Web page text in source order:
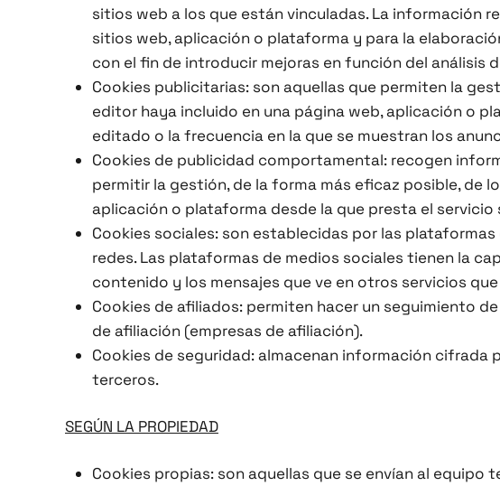
sitios web a los que están vinculadas. La información
sitios web, aplicación o plataforma y para la
con el fin de introducir mejoras en función del análisis
Cookies publicitarias: son aquellas que permiten la
editor haya incluido en una página web, aplicación o
editado o la frecuencia en la que se muestran los
Cookies de publicidad comportamental: recogen
permitir la gestión, de la forma más eficaz posible, de
aplicación o plataforma desde la que presta el
Cookies sociales: son establecidas por las
redes. Las plataformas de medios sociales tienen la
contenido y los mensajes que ve en otros servicios
Cookies de afiliados: permiten hacer un seguimiento
de afiliación (empresas de afiliación).
Cookies de seguridad: almacenan información cifrada
terceros.
SEGÚN LA PROPIEDAD
Cookies propias: son aquellas que se envían al